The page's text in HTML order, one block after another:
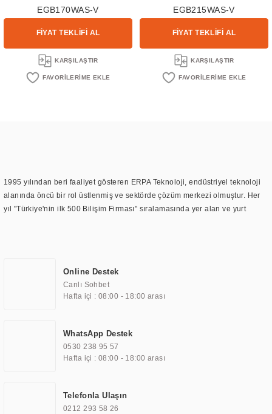
EGB170WAS-V
FİYAT TEKLİFİ AL
KARŞILAŞTIR
EGB215WAS-V
FİYAT TEKLİFİ AL
KARŞILAŞTIR
1995 yılından beri faaliyet gösteren ERPA Teknoloji, endüstriyel teknoloji
alanında öncü bir rol üstlenmiş ve sektörde çözüm merkezi olmuştur. Her
yıl "Türkiye'nin ilk 500 Bilişim Firması" sıralamasında yer alan ve yurt
TOCHI markası altında kendi ürettiği ürünlerde kullanmıştır. Günümüzde
TOCHI; videowall, digital signage, kiosk, totem, akıllı durak ekranı, araç içi
ekran, asansör ekranı, digital menüboard, marin ekran, medikal ekran,
ekranları, endüstriyel ekranlar, kapı önü bilgi ekranları, panel PC,
endüstriyel Panel PC, mini PC, endüstriyel mini PC ve akıllı bina sistemleri
gibi çözümleri 4.5" ile 110” boyutları arasında üretebilirken, ayrıca standart
ERPA Teknoloji, geniş bir yelpazede sektörlerle işbirliği yaparak çeşitli
Online Destek
Canlı Sohbet
Hafta içi : 08:00 - 18:00 arası
WhatsApp Destek
0530 238 95 57
Hafta içi : 08:00 - 18:00 arası
Telefonla Ulaşın
0212 293 58 26